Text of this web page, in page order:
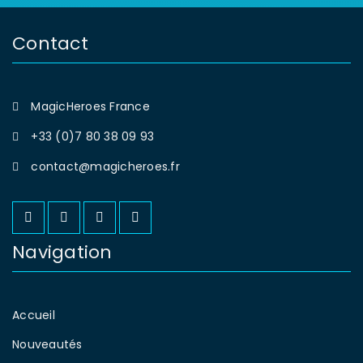
Contact
MagicHeroes France
+33 (0)7 80 38 09 93
contact@magicheroes.fr
Navigation
Accueil
Nouveautés